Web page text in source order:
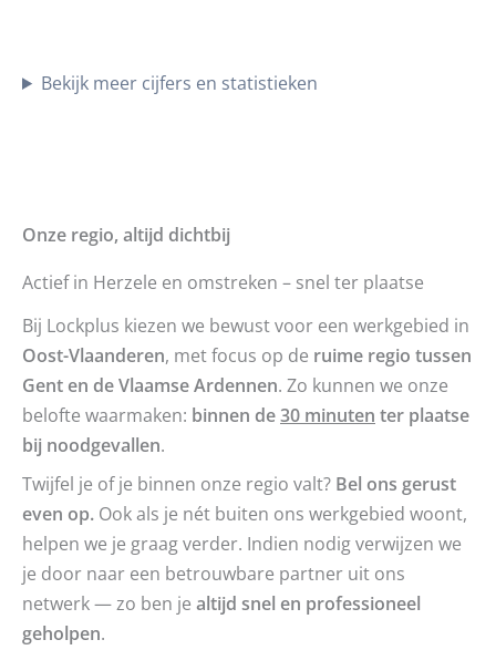
Bekijk meer cijfers en statistieken
Onze regio, altijd dichtbij
Actief in Herzele en omstreken – snel ter plaatse
Bij Lockplus kiezen we bewust voor een werkgebied in
Oost-Vlaanderen, met focus op de ruime regio tussen
Gent en de Vlaamse Ardennen. Zo kunnen we onze
belofte waarmaken: binnen de30 minuten ter plaatse
bij noodgevallen.
Twijfel je of je binnen onze regio valt? Bel ons gerust
even op. Ook als je nét buiten ons werkgebied woont,
helpen we je graag verder. Indien nodig verwijzen we
je door naar een betrouwbare partner uit ons
netwerk — zo ben je altijd snel en professioneel
geholpen.